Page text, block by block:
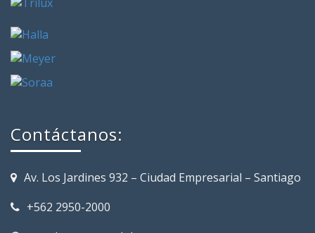
Contáctanos:
Av. Los Jardines 932 – Ciudad Empresarial – Santiago
+562 2950-2000